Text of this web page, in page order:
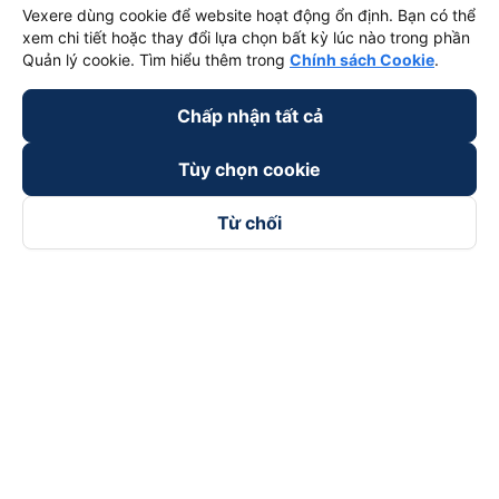
Vexere dùng cookie để website hoạt động ổn định. Bạn có thể
xem chi tiết hoặc thay đổi lựa chọn bất kỳ lúc nào trong phần
Quản lý cookie. Tìm hiểu thêm trong Chính sách Cookie.
Chấp nhận tất cả
Tùy chọn cookie
Từ chối